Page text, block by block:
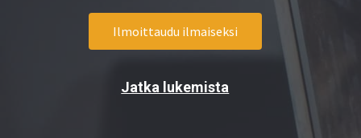
Ilmoittaudu ilmaiseksi
Jatka lukemista